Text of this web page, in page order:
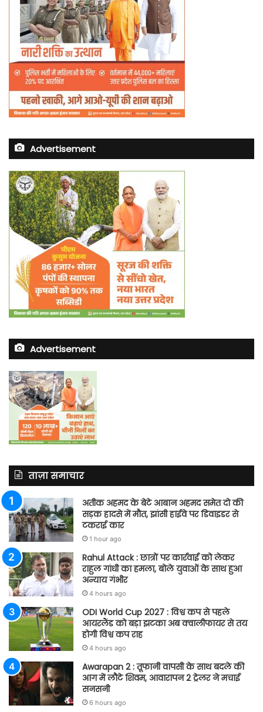
Advertisement
Advertisement
ताज़ा समाचार
अतीक अहमद के बेटे आबान अहमद समेत दो की
सड़क हादसे में मौत, झांसी हाईवे पर डिवाइडर से
टकराई कार
1 hour ago
Rahul Attack : छात्रों पर कार्रवाई को लेकर
राहुल गांधी का हमला, बोले युवाओं के साथ हुआ
अन्याय गंभीर
4 hours ago
ODI World Cup 2027 : विश्व कप से पहले
आयरलैंड को बड़ा झटका अब क्वालीफायर से तय
होगी विश्व कप राह
4 hours ago
Awarapan 2 : तूफानी वापसी के साथ बदले की
आग में लौटे शिवम, आवारापन 2 ट्रेलर ने मचाई
सनसनी
6 hours ago